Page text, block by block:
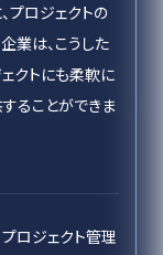
プロジェクトの
業は、こうした
クトにも柔軟に
ることができま
プロジェクト管理